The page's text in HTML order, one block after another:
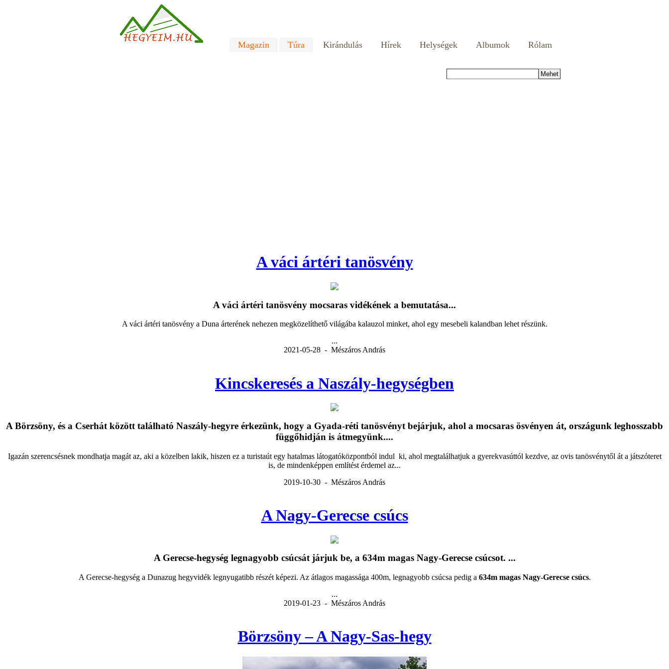
Magazin Túra Kirándulás Hírek Helységek Albumok Rólam
A váci ártéri tanösvény
A váci ártéri tanösvény mocsaras vidékének a bemutatása...
A váci ártéri tanösvény a Duna árterének nehezen megközelíthető világába kalauzol minket, ahol egy mesebeli kalandban lehet részünk.
...
2021-05-28 - Mészáros András
Kincskeresés a Naszály-hegységben
A Börzsöny, és a Cserhát között található Naszály-hegyre érkezünk, hogy a Gyada-réti tanösvényt bejárjuk, ahol a mocsaras ösvényen át, országunk leghosszabb
függőhidján is átmegyünk....
Igazán szerencsésnek mondhatja magát az, aki a közelben lakik, hiszen ez a turistaút egy hatalmas látogatóközpontból indul ki, ahol megtalálhatjuk a gyerekvasúttól kezdve, az ovis tanösvénytől át a játszóteret
is, de mindenképpen említést érdemel az...
2019-10-30 - Mészáros András
A Nagy-Gerecse csúcs
A Gerecse-hegység legnagyobb csúcsát járjuk be, a 634m magas Nagy-Gerecse csúcsot. ...
A Gerecse-hegység a Dunazug hegyvidék legnyugatibb részét képezi. Az átlagos magassága 400m, legnagyobb csúcsa pedig a 634m magas Nagy-Gerecse csúcs.
...
2019-01-23 - Mészáros András
Börzsöny – A Nagy-Sas-hegy